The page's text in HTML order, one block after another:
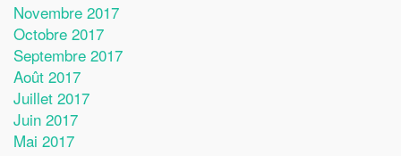
Novembre 2017
Octobre 2017
Septembre 2017
Août 2017
Juillet 2017
Juin 2017
Mai 2017